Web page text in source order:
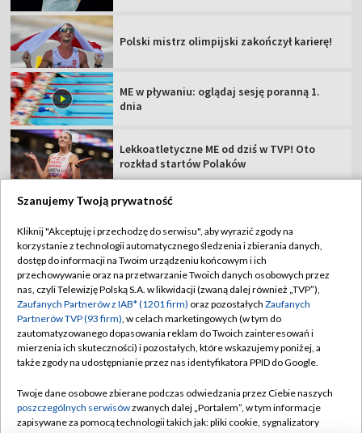
Polski mistrz olimpijski zakończył karierę!
ME w pływaniu: oglądaj sesję poranną 1.
dnia
Lekkoatletyczne ME od dziś w TVP! Oto
rozkład startów Polaków
TVP
Abonament TVP
Sklep TVP
Biuro Reklamy
Oferta Handlowa
Emisja w TVP
Regulamin TVP
Polityka prywatności
Moje zgody
Biuro reklamy
Szanujemy Twoją prywatność
Kliknij "Akceptuję i przechodzę do serwisu", aby wyrazić zgody na
korzystanie z technologii automatycznego śledzenia i zbierania danych,
dostęp do informacji na Twoim urządzeniu końcowym i ich
przechowywanie oraz na przetwarzanie Twoich danych osobowych przez
nas, czyli Telewizję Polską S.A. w likwidacji (zwaną dalej również „TVP”),
Zaufanych Partnerów z IAB* (1201 firm) oraz pozostałych Zaufanych
Partnerów TVP (93 firm), w celach marketingowych (w tym do
zautomatyzowanego dopasowania reklam do Twoich zainteresowań i
mierzenia ich skuteczności) i pozostałych, które wskazujemy poniżej, a
także zgody na udostępnianie przez nas identyfikatora PPID do Google.
Twoje dane osobowe zbierane podczas odwiedzania przez Ciebie naszych
poszczególnych serwisówzwanych dalej „Portalem”, w tym informacje
zapisywane za pomocą technologii takich jak: pliki cookie, sygnalizatory